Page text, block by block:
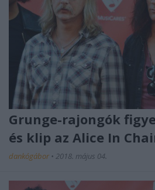
Grunge-rajongók
és klip az Alice In
dankógábor • 2018. május 04.